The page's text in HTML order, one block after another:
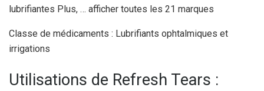
lubrifiantes Plus, … afficher toutes les 21 marques
Classe de médicaments : Lubrifiants ophtalmiques et
irrigations
Utilisations de Refresh Tears :